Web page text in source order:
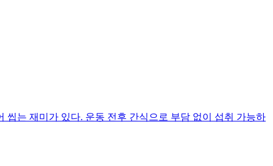
는 재미가 있다. 운동 전후 간식으로 부담 없이 섭취 가능하